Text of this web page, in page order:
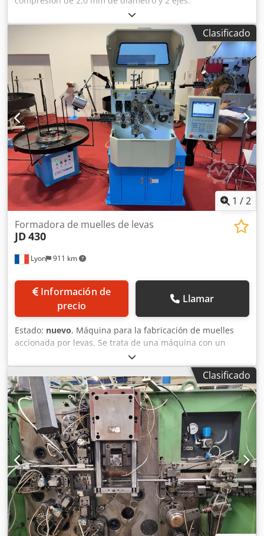
Accionamiento por levas. Djdpfolf Ek Dsx Aivewa
Clasificado
1 /2
Lyon 911 km
Formadora de muelles de levas
JD430
Información de
precio
Llamar
Estado: nuevo, Máquina para la fabricación de muelles
accionada por levas. Se trata de una máquina con un
historial probado, que todo fabricante de muelles debería
tener en su taller para obtener una de las mejores
relaciones «precio/calidad de producción» del mercado.
Djdpfxji Ik Hrs Aivswa
Clasificado